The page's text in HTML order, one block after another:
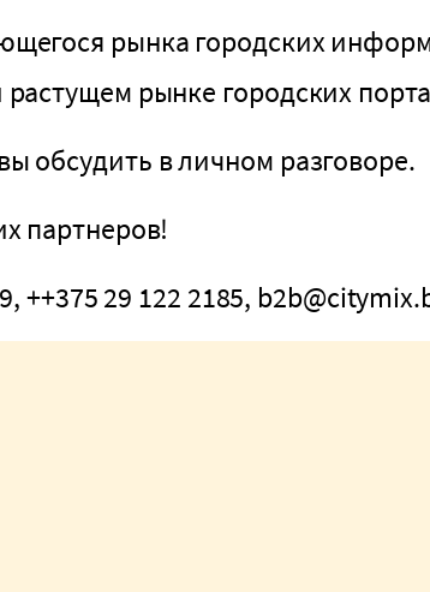
рынка городских
рынке городских
обсудить в личном разговоре.
партнеров!
++375 29 122 2185,